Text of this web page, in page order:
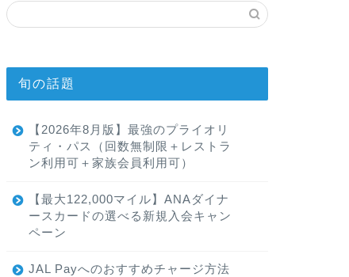
旬の話題
【2026年8月版】最強のプライオリ
ティ・パス（回数無制限＋レストラ
ン利用可＋家族会員利用可）
【最大122,000マイル】ANAダイナ
ースカードの選べる新規入会キャン
ペーン
JAL Payへのおすすめチャージ方法